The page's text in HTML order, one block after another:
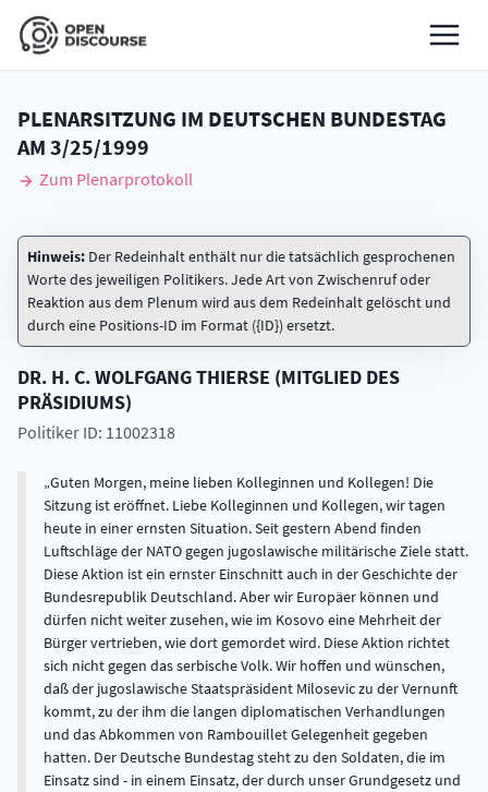
PLENARSITZUNG IM DEUTSCHEN BUNDESTAG
AM 3/25/1999
Zum Plenarprotokoll
Hinweis: Der Redeinhalt enthält nur die tatsächlich gesprochenen
Worte des jeweiligen Politikers. Jede Art von Zwischenruf oder
Reaktion aus dem Plenum wird aus dem Redeinhalt gelöscht und
durch eine Positions-ID im Format ({ID}) ersetzt.
DR. H. C.WOLFGANGTHIERSE (MITGLIED DES
PRÄSIDIUMS)
Politiker ID: 11002318
Guten Morgen, meine lieben Kolleginnen und Kollegen! Die
Sitzung ist eröffnet. Liebe Kolleginnen und Kollegen, wir tagen
heute in einer ernsten Situation. Seit gestern Abend finden
Luftschläge der NATO gegen jugoslawische militärische Ziele statt.
Diese Aktion ist ein ernster Einschnitt auch in der Geschichte der
Bundesrepublik Deutschland. Aber wir Europäer können und
dürfen nicht weiter zusehen, wie im Kosovo eine Mehrheit der
Bürger vertrieben, wie dort gemordet wird. Diese Aktion richtet
sich nicht gegen das serbische Volk. Wir hoffen und wünschen,
daß der jugoslawische Staatspräsident Milosevic zu der Vernunft
kommt, zu der ihm die langen diplomatischen Verhandlungen
und das Abkommen von Rambouillet Gelegenheit gegeben
hatten. Der Deutsche Bundestag steht zu den Soldaten, die im
Einsatz sind - in einem Einsatz, der durch unser Grundgesetz und